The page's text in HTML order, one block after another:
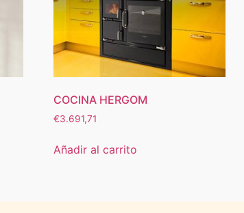
COCINA HERGOM
€3.691,71
Añadir al carrito